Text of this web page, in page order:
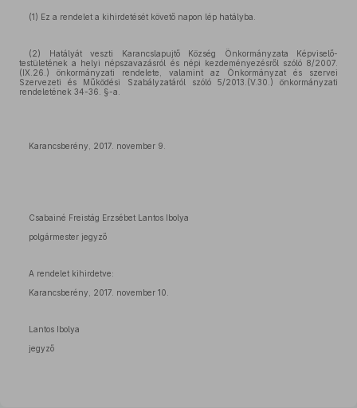
(1) Ez a rendelet a kihirdetését követő napon lép hatályba.
(2) Hatályát veszti Karancslapujtő Község Önkormányzata Képviselő-
testületének a helyi népszavazásról és népi kezdeményezésről szóló 8/2007.
(IX.26.) önkormányzati rendelete, valamint az Önkormányzat és szervei
Szervezeti és Működési Szabályzatáról szóló 5/2013.(V.30.) önkormányzati
rendeletének 34-36. §-a.
Karancsberény, 2017. november 9.
Csabainé Freistág Erzsébet Lantos Ibolya
polgármester jegyző
A rendelet kihirdetve:
Karancsberény, 2017. november 10.
Lantos Ibolya
jegyző